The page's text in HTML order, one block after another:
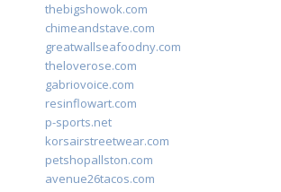
thebigshowok.com
chimeandstave.com
greatwallseafoodny.com
theloverose.com
gabriovoice.com
resinflowart.com
p-sports.net
korsairstreetwear.com
petshopallston.com
avenue26tacos.com